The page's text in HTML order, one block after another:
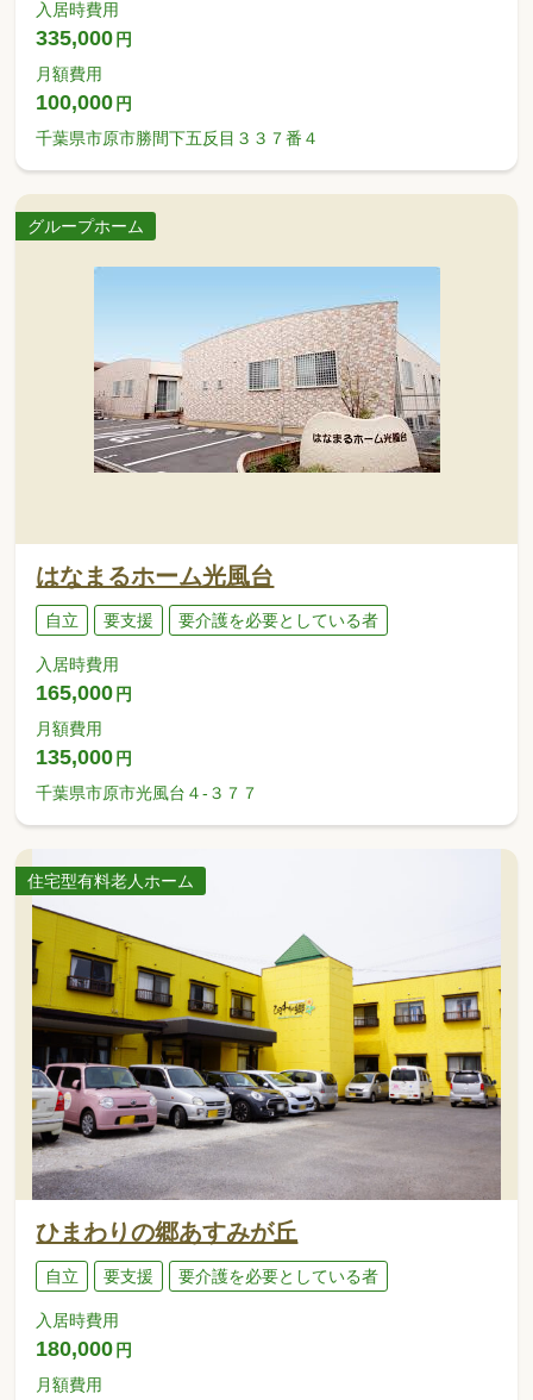
入居時費用
335,000 円
月額費用
100,000 円
千葉県市原市勝間下五反目３３７番４
グループホーム
はなまるホーム光風台
自立 要支援 要介護を必要としている者
入居時費用
165,000 円
月額費用
135,000 円
千葉県市原市光風台４-３７７
住宅型有料老人ホーム
ひまわりの郷あすみが丘
自立 要支援 要介護を必要としている者
入居時費用
180,000 円
月額費用